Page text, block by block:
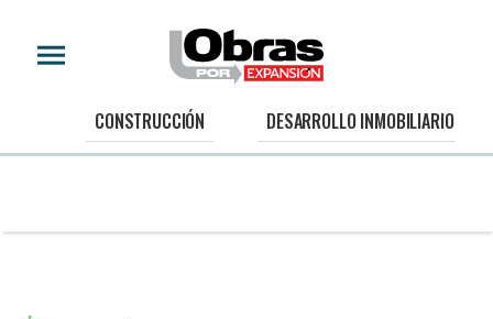
CONSTRUCCIÓN DESARROLLO INMOBILIARIO